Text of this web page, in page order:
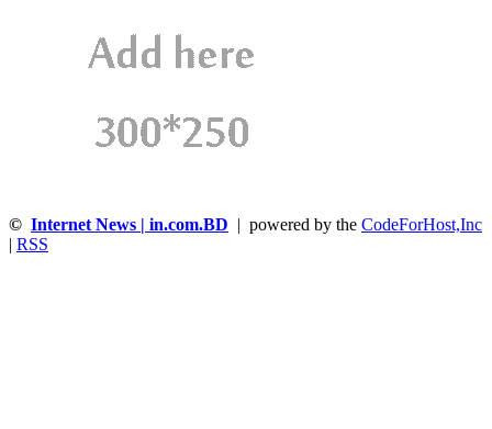
© Internet News | in.com.BD | powered by the CodeForHost,Inc
RSS